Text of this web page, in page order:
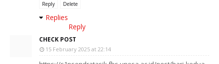
Reply Delete
Replies
Reply
CHECK POST
15 February 2025 at 22:14